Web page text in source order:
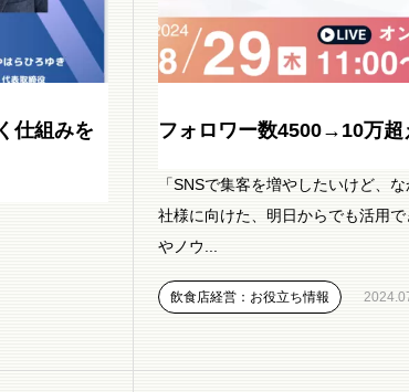
仕組みを
フォロワー数4500→10万
「SNSで集客を増やしたいけど、
社様に向けた、明日からでも活用
やノウ...
飲食店経営：お役立ち情報